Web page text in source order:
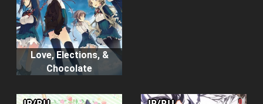
Love, Elections, &
Chocolate